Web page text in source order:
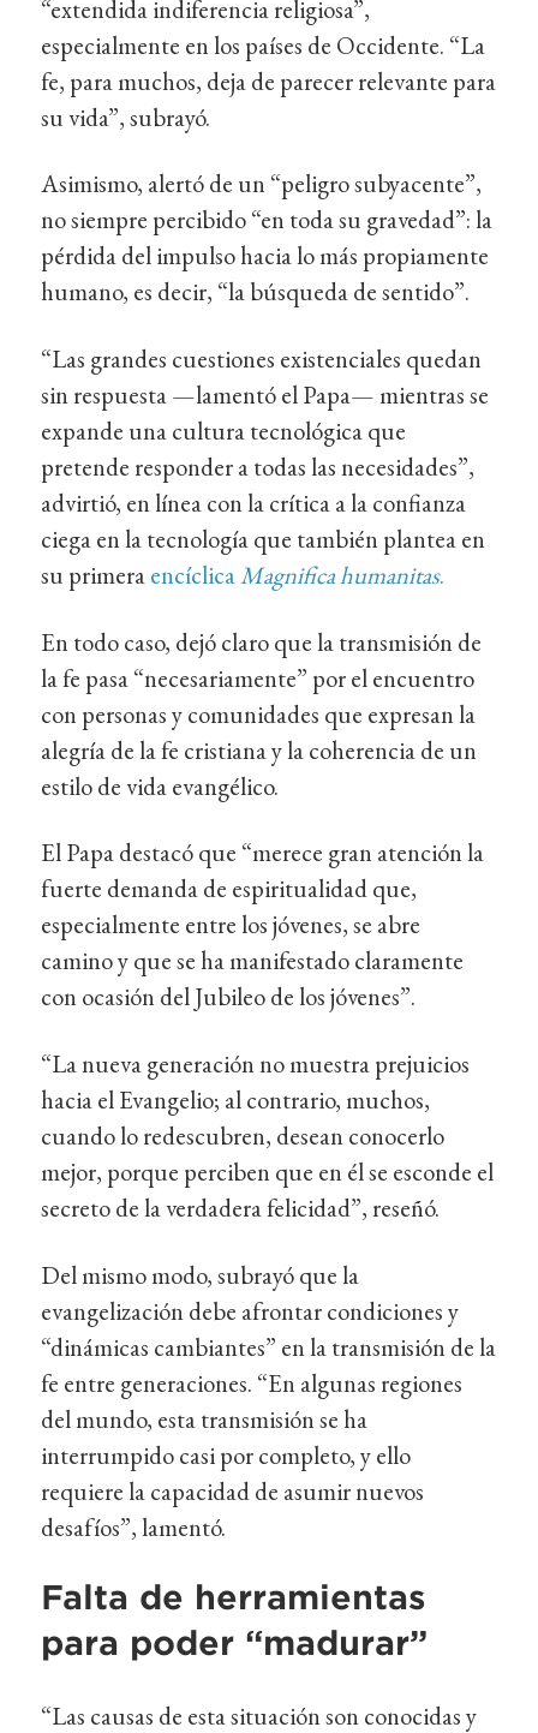
“extendida indiferencia religiosa”,
especialmente en los países de Occidente. “La
fe, para muchos, deja de parecer relevante para
su vida”, subrayó.
Asimismo, alertó de un “peligro subyacente”,
no siempre percibido “en toda su gravedad”: la
pérdida del impulso hacia lo más propiamente
humano, es decir, “la búsqueda de sentido”.
“Las grandes cuestiones existenciales quedan
sin respuesta —lamentó el Papa— mientras se
expande una cultura tecnológica que
pretende responder a todas las necesidades”,
advirtió, en línea con la crítica a la confianza
ciega en la tecnología que también plantea en
su primeraencíclicaMagnifica humanitas.
En todo caso, dejó claro que la transmisión de
la fe pasa “necesariamente” por el encuentro
con personas y comunidades que expresan la
alegría de la fe cristiana y la coherencia de un
estilo de vida evangélico.
El Papa destacó que “merece gran atención la
fuerte demanda de espiritualidad que,
especialmente entre los jóvenes, se abre
camino y que se ha manifestado claramente
con ocasión del Jubileo de los jóvenes”.
“La nueva generación no muestra prejuicios
hacia el Evangelio; al contrario, muchos,
cuando lo redescubren, desean conocerlo
mejor, porque perciben que en él se esconde el
secreto de la verdadera felicidad”, reseñó.
Del mismo modo, subrayó que la
evangelización debe afrontar condiciones y
“dinámicas cambiantes” en la transmisión de la
fe entre generaciones. “En algunas regiones
del mundo, esta transmisión se ha
interrumpido casi por completo, y ello
requiere la capacidad de asumir nuevos
desafíos”, lamentó.
Falta de herramientas
para poder “madurar”
“Las causas de esta situación son conocidas y